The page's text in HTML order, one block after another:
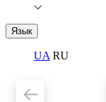
Язык
UA RU